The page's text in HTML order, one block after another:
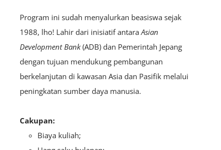
Program ini sudah menyalurkan beasiswa sejak
1988, lho! Lahir dari inisiatif antaraAsian
Development Bank(ADB) dan Pemerintah Jepang
dengan tujuan mendukung pembangunan
berkelanjutan di kawasan Asia dan Pasifik melalui
peningkatan sumber daya manusia.
Cakupan:
Biaya kuliah;